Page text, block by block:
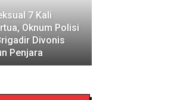
7 Kali
Oknum Polisi
Divonis
Penjara